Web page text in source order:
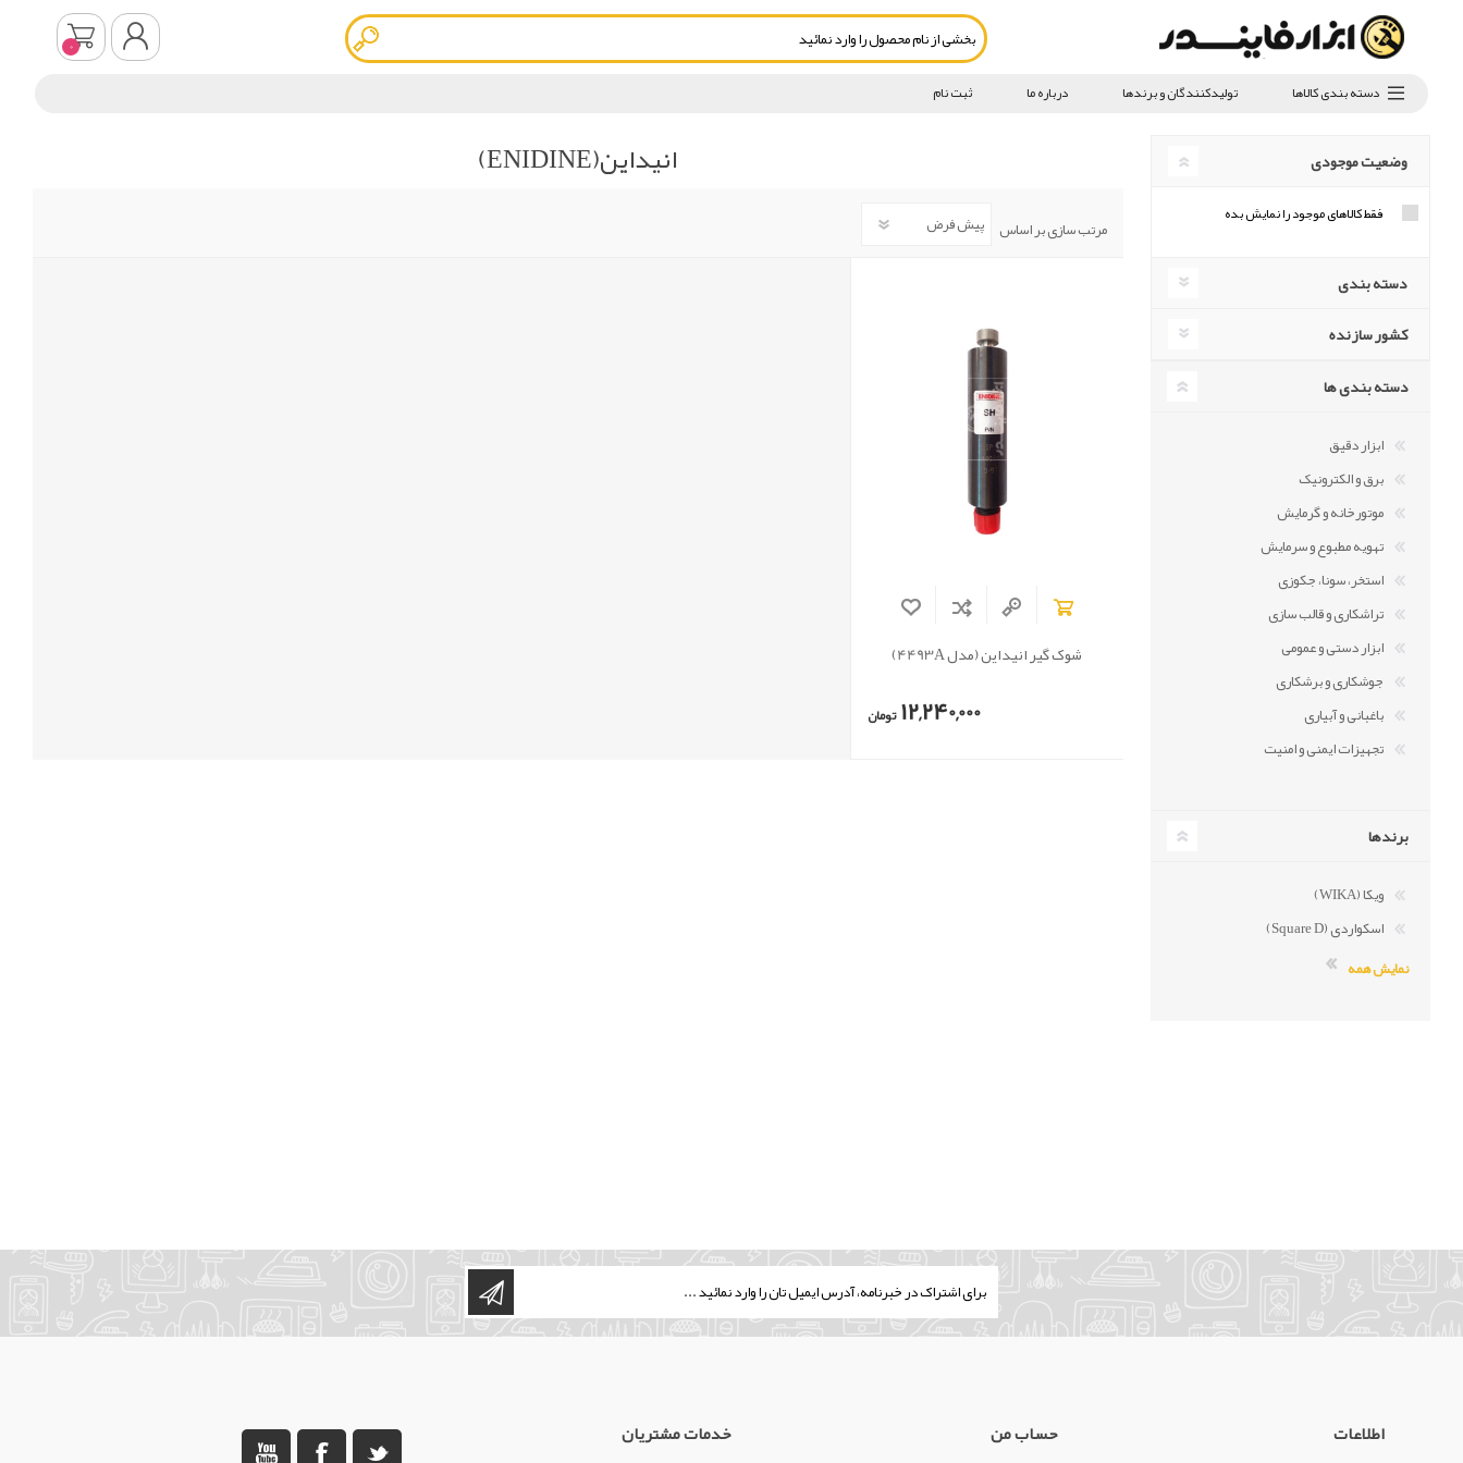
0
دسته بندی کالاها تولیدکنندگان و برندها درباره ما ثبت نام
انیداین(ENIDINE)
مرتب سازی بر اساس
شوک گیر انیداین (مدل 4493A)
12,240,000 تومان
وضعیت موجودی
فقط کالاهای موجود را نمایش بده
دسته بندی
کشور سازنده
دسته بندی ها
ابزار دقیق
برق و الکترونیک
موتورخانه و گرمایش
تهویه مطبوع و سرمایش
استخر، سونا، جکوزی
تراشکاری و قالب سازی
ابزار دستی و عمومی
جوشکاری و برشکاری
باغبانی و آبیاری
تجهیزات ایمنی و امنیت
برندها
ویکا (WIKA)
اسکواردی (Square D)
نمایش همه
اطلاعات حساب من خدمات مشتریان